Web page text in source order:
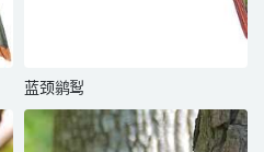
蓝颈鹟䴕